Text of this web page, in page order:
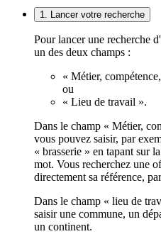
1. Lancer votre recherche
Pour lancer une recherche
un des deux champs :
« Métier,
ou
« Lieu de travail ».
Dans le champ « Métier,
vous pouvez saisir, par
« brasserie » en tapant sur
mot. Vous recherchez une
directement sa référence,
Dans le champ « lieu de
saisir une commune, un
un continent.